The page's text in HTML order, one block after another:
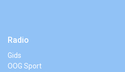
Radio
Gids
OOG Sport